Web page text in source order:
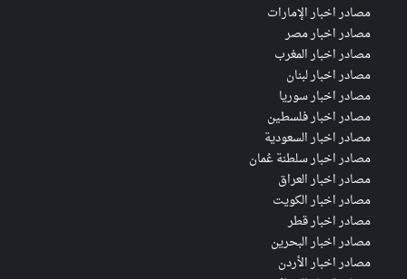
مصادر اخبار الإمارات
مصادر اخبار مصر
مصادر اخبار المغرب
مصادر اخبار لبنان
مصادر اخبار سوريا
مصادر اخبار فلسطين
مصادر اخبار السعودية
مصادر اخبار سلطنة عُمان
مصادر اخبار العراق
مصادر اخبار الكويت
مصادر اخبار قطر
مصادر اخبار البحرين
مصادر اخبار الأردن